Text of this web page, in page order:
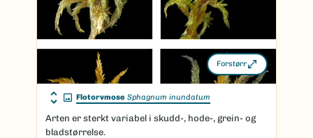
Forstørr
Flotorvmose Sphagnum inundatum
Arten er sterkt variabel i skudd-, hode-, grein- og
bladstørrelse.